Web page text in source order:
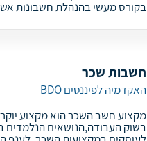
בקורס מעשי בהנהלת חשבונות
חשבות שכר
האקדמיה לפיננסים BDO
מקצוע חשב השכר הוא מקצוע
בשוק העבודה,הנושאים הנלמדים